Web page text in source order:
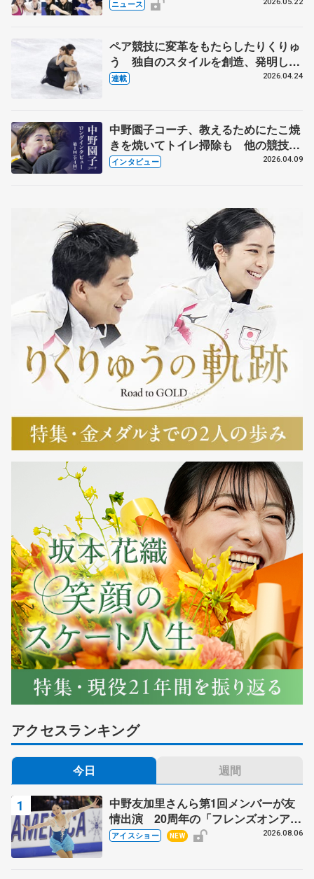
ニュース
ペア競技に変革をもたらしたりくりゅ
う 独自のスタイルを創造、発明した
【引退発表後②】
連載 2026.04.24
中野園子コーチ、教えるためにたこ焼
きを焼いてトイレ掃除も 他の競技に
も通用するという坂本花織の筋肉
インタビュー 2026.04.09
アクセスランキング
今日 週間
中野友加里さんら第1回メンバーが友
情出演 20周年の「フレンズオンアイ
ス」 宮本賢二さん、有川梨絵さん、
アイスショー NEW 2026.08.06